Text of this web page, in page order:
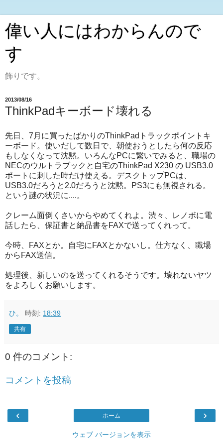
偉い人にはわからんので
す
飾りです。
2013/08/16
ThinkPadキーボード壊れる
先日、7月に買ったばかりのThinkPadトラックポイントキ
ーボード。使いだして数日で、朝使おうとしたら何の反応
もしなくなって沈黙。いろんなPCに繋いでみると、職場の
NECのウルトラブックと自宅のThinkPad X230 の USB3.0
ポートに刺した時だけ使える。デスクトップPCは、
USB3.0だろうと2.0だろうと沈黙。PS3にも無視される。
という謎の状況に....。
クレーム面倒くさいからやめてくれよ。渋々、レノボに電
話したら、保証書と納品書をFAXで送ってくれって。
今時、FAXとか。自宅にFAXとかないし。仕方なく、職場
からFAX送信。
処理後、新しいのを送ってくれるそうです。壊れないヤツ
をよろしくお願いします。
ひ。 時刻: 18:39
共有
0 件のコメント:
コメントを投稿
‹ ›
ホーム
ウェブ バージョンを表示